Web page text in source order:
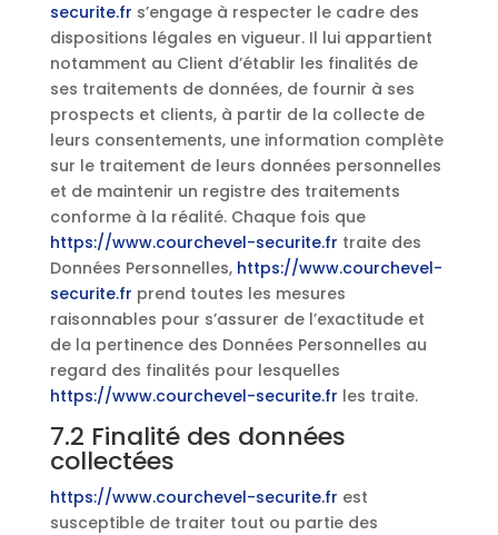
securite.fr s’engage à respecter le cadre des
dispositions légales en vigueur. Il lui appartient
notamment au Client d’établir les finalités de
ses traitements de données, de fournir à ses
prospects et clients, à partir de la collecte de
leurs consentements, une information complète
sur le traitement de leurs données personnelles
et de maintenir un registre des traitements
conforme à la réalité. Chaque fois que
https://www.courchevel-securite.fr traite des
Données Personnelles, https://www.courchevel-
securite.fr prend toutes les mesures
raisonnables pour s’assurer de l’exactitude et
de la pertinence des Données Personnelles au
regard des finalités pour lesquelles
https://www.courchevel-securite.fr les traite.
7.2 Finalité des données
collectées
https://www.courchevel-securite.fr est
susceptible de traiter tout ou partie des